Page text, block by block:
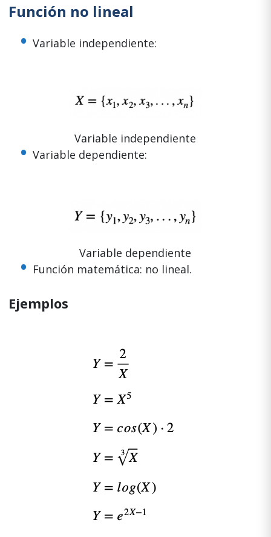
Función no lineal
Variable independiente:
Variable independiente
Variable dependiente:
Variable dependiente
Función matemática: no lineal.
Ejemplos